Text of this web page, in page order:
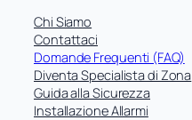
a
Chi Siamo
Contattaci
Domande Frequenti (FAQ)
Diventa Specialista di Zona
Guida alla Sicurezza
Installazione Allarmi